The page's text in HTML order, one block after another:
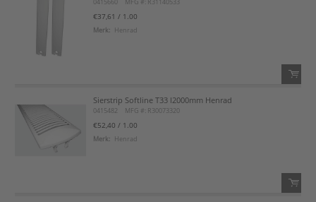
0415660 MFG #: R31140533
€37,61 / 1.00
Merk: Henrad
QTY:
Sierstrip Softline T33 l2000mm Henrad
0415482 MFG #: R30073320
€52,40 / 1.00
Merk: Henrad